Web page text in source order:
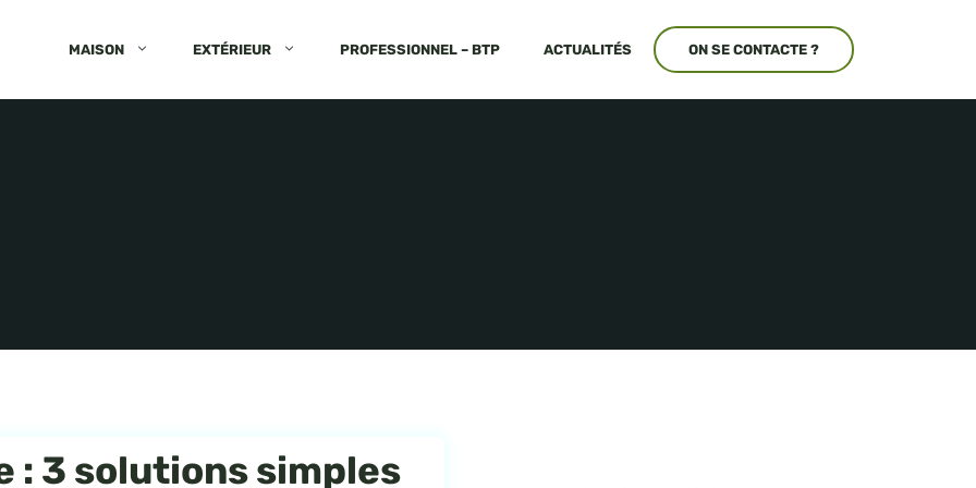
MAISON EXTÉRIEUR PROFESSIONNEL – BTP ACTUALITÉS ON SE CONTACTE ?
: 3 solutions simples